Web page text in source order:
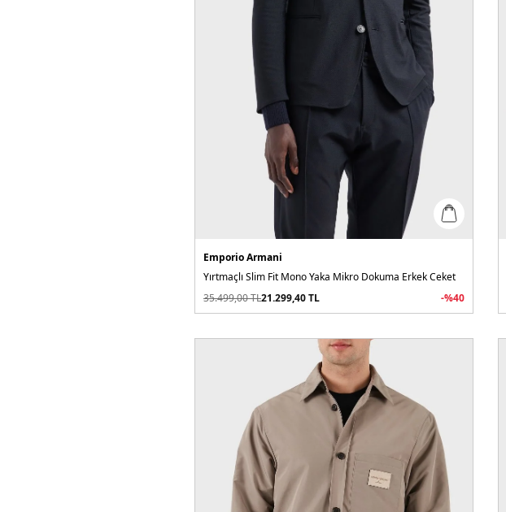
Emporio Armani
Yırtmaçlı Slim Fit Mono Yaka Mikro Dokuma Erkek Ceket
35.499,00TL21.299,40TL -%40